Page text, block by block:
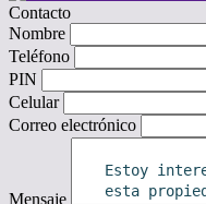
Contacto
Nombre
Teléfono
PIN
Celular
Correo electrónico
Mensaje